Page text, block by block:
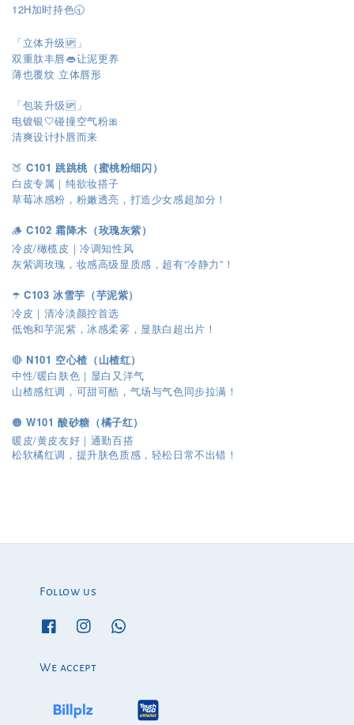
12H加时持色🕤
「立体升级🆙」
双重肽丰唇👄让泥更养
薄也覆纹 立体唇形
「包装升级🆙」
电镀银🤍碰撞空气粉🎀
清爽设计扑唇而来
🍑C101 跳跳桃（蜜桃粉细闪）
白皮专属｜纯欲妆搭子
草莓冰感粉，粉嫩透亮，打造少女感超加分！
🪵C102 霜降木（玫瑰灰紫）
冷皮/橄榄皮｜冷调知性风
灰紫调玫瑰，妆感高级显质感，超有“冷静力”！
☂️C103 冰雪芋（芋泥紫）
冷皮｜清冷淡颜控首选
低饱和芋泥紫，冰感柔雾，显肤白超出片！
🔴 N101 空心楂（山楂红）
中性/暖白肤色｜显白又洋气
山楂感红调，可甜可酷，气场与气色同步拉满！
🟠W101 酸砂糖（橘子红）
暖皮/黄皮友好｜通勤百搭
松软橘红调，提升肤色质感，轻松日常不出错！
Follow us
We accept